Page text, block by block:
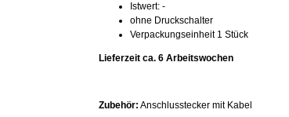
Istwert: -
ohne Druckschalter
Verpackungseinheit 1 Stück
Lieferzeit ca. 6 Arbeitswochen
Zubehör: Anschlusstecker mit Kabel